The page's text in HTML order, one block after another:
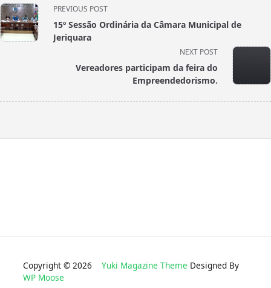
<span
class="nav-
subtitle
PREVIOUS POST
15º Sessão Ordinária da Câmara Municipal de
Jeriquara
NEXT POST
Vereadores participam da feira do
Empreendedorismo.
Copyright © 2026 Yuki Magazine Theme Designed By
WP Moose